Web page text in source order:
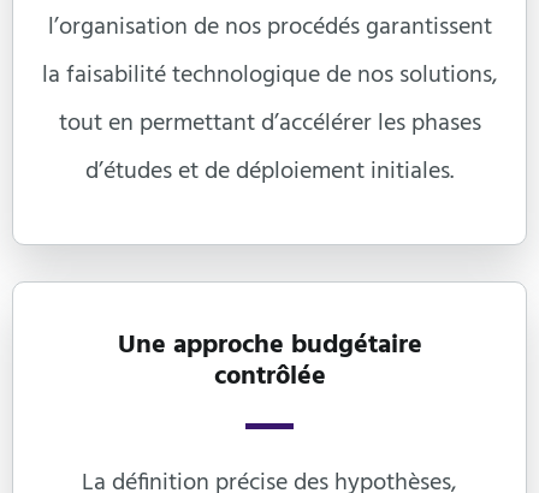
l’organisation de nos procédés garantissent
la faisabilité technologique de nos solutions,
tout en permettant d’accélérer les phases
d’études et de déploiement initiales.
Une approche budgétaire
contrôlée
La définition précise des hypothèses,